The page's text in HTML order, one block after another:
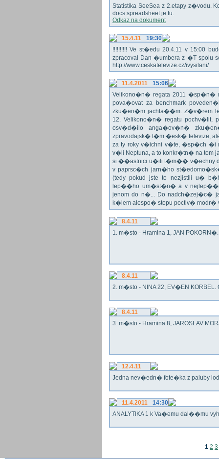
Statistika SeeSea z 2.etapy z�vodu.
docs spreadsheet je tu:
Odkaz na dokument
15.4.11
19:30
!!!!!!!!!! Ve st�edu 20.4.11 v 15:00
zpracoval Dan �umbera z �T spolu
http://www.ceskatelevize.cz/ivysilani/
11.4.2011
15:06
Velikono�n� regata 2011 �sp�n�
pova�ovat za benchmark
zku�en�m jachta��m. Z�v�rem
12. Velikono�n� regatu
osv�d�ilo anga�ov�n�
zpravodajsk� t�m �esk� televize,
za ty roky v�ichni v�te, �sp�ch
v�li Neptuna, a to konkr�tn� na tom
si ��astnici u�ili t�m�� v�echny
v paprsc�ch jarn�ho
(tedy pokud jste to nezjistili u�
lep��ho um�st�n� a v
jenom do n�... Do nadch�zej�c�
k�lem alespo� stopu poctiv�
8.4.11
1. m�sto - Hramina 1, JAN
8.4.11
2. m�sto - NINA 22, EV�EN KORBEL.
8.4.11
3. m�sto - Hramina 8, JAROSLAV
12.4.11
Jedna nev�edn� fote�ka z paluby
11.4.2011
14:30
ANALYTIKA 1 k Va�emu dal��mu
1 2 3